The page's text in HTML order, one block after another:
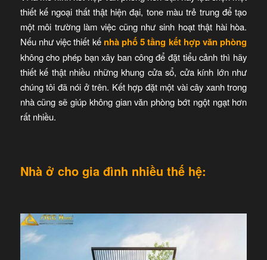
thiết kế ngoại thất thật hiện đại, tone màu trẻ trung để tạo
một môi trường làm việc cũng như sinh hoạt thật hài hòa.
Nếu như việc thiết kế nhà phố 5 tầng kết hợp văn phòng
không cho phép bạn xây ban công để đặt tiểu cảnh thì hãy
thiết kế thật nhiều những khung cửa sổ, cửa kính lớn như
chúng tôi đã nói ở trên. Kết hợp đặt một vài cây xanh trong
nhà cũng sẽ giúp không gian văn phòng bớt ngột ngạt hơn
rất nhiều.
Nhà ở cho gia đình nhiều thế hệ: